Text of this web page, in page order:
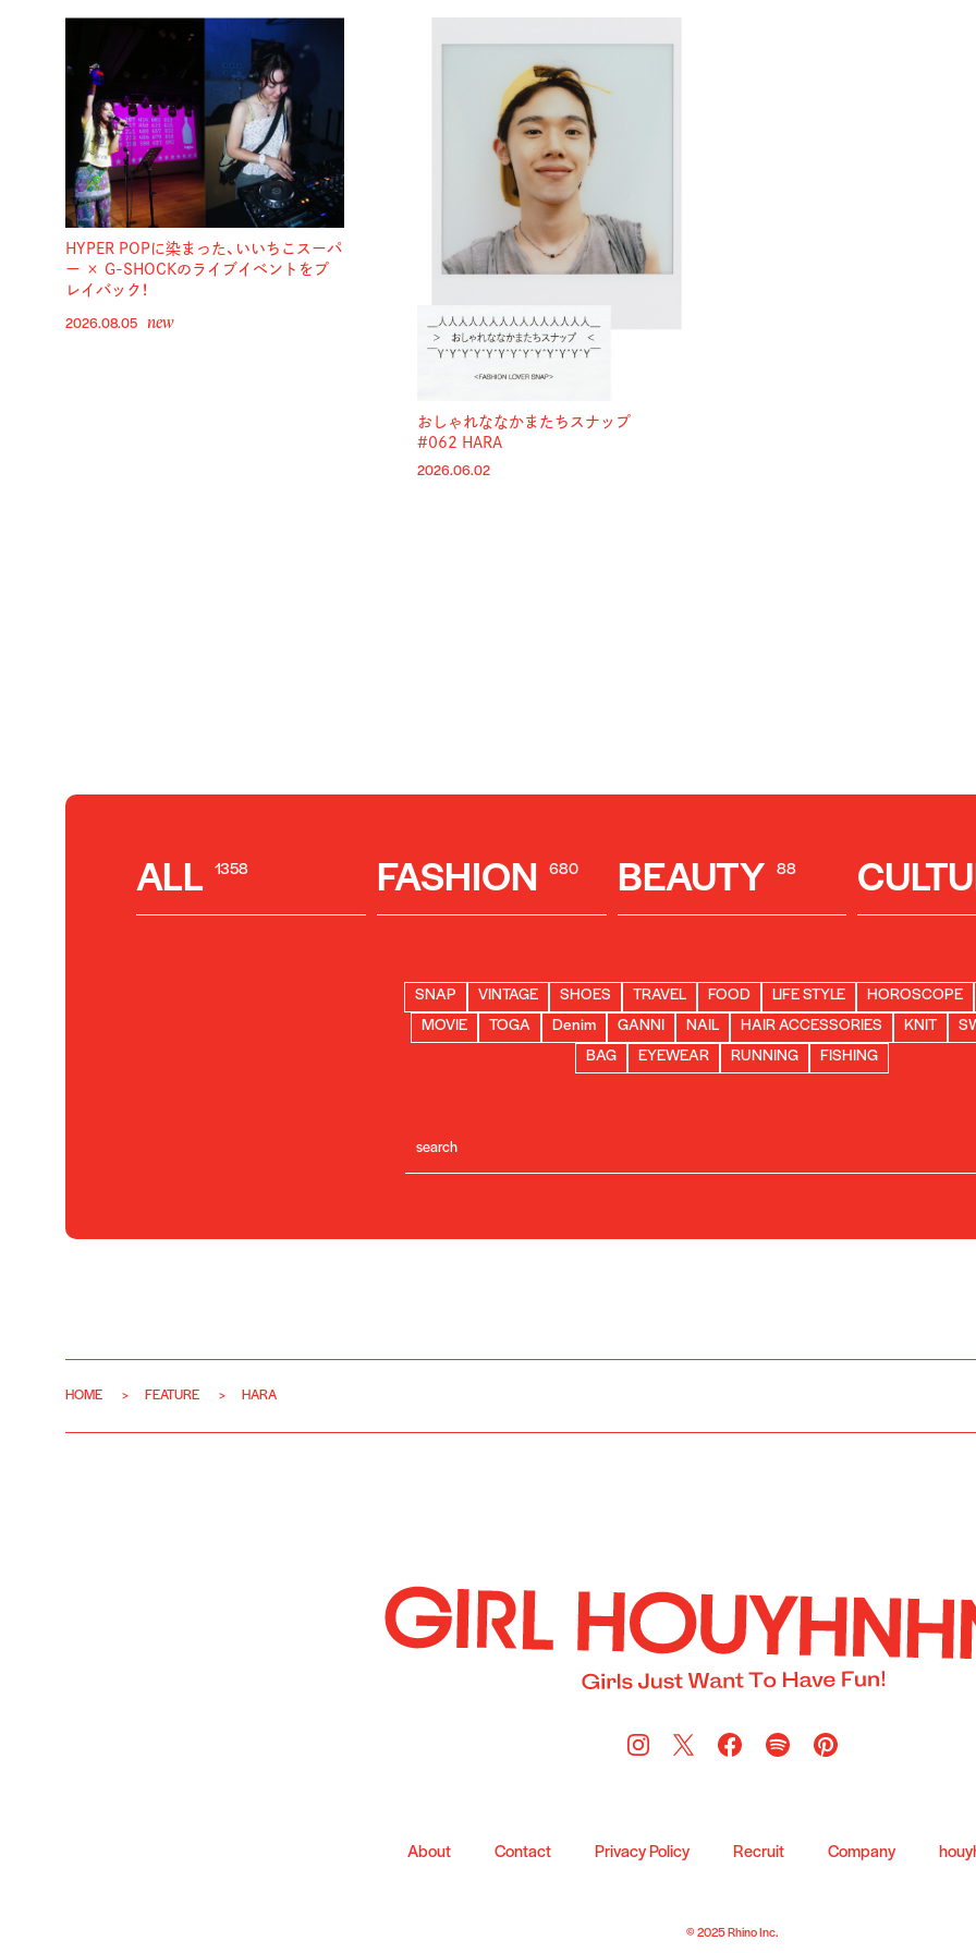
HYPER POPに染まった、いいちこスーパ
ー × G-SHOCKのライブイベントをプ
レイバック！
2026.08.05 new
おしゃれななかまたちスナップ
#062 HARA
2026.06.02
ALL 1358 FASHION 680 BEAUTY 88
SNAP VINTAGE SHOES TRAVEL FOOD LIFE STYLE HOROSCOPE
MOVIE
TOGA Denim GANNI NAIL HAIR ACCESSORIES KNIT
BAG
EYEWEAR RUNNING FISHING
HOME FEATURE HARA
About Contact Privacy Policy Recruit Company
© 2025 Rhino Inc.